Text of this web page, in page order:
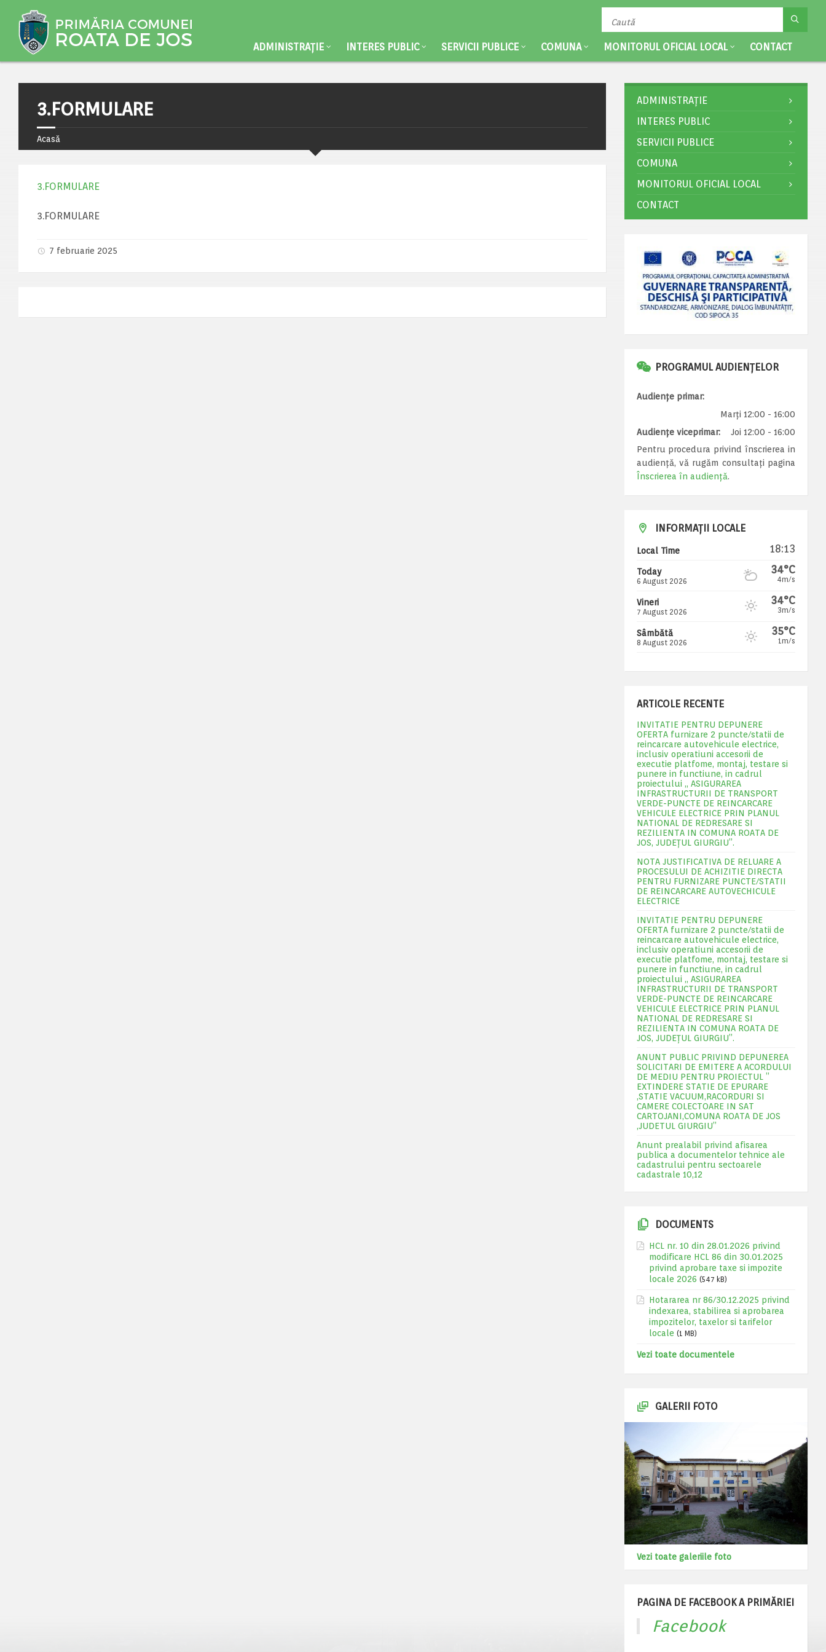
ADMINISTRAȚIE INTERES PUBLIC SERVICII PUBLICE COMUNA MONITORUL OFICIAL LOCAL CONTACT
3.FORMULARE
Acasă
3.FORMULARE
3.FORMULARE
7 februarie 2025
ADMINISTRAȚIE
INTERES PUBLIC
SERVICII PUBLICE
COMUNA
MONITORUL OFICIAL LOCAL
CONTACT
PROGRAMUL AUDIENȚELOR
Audiențe primar:
Marți 12:00 - 16:00
Audiențe viceprimar:
Joi 12:00 - 16:00
Pentru procedura privind înscrierea in
audiență, vă rugăm consultați pagina
Înscrierea în audiență.
INFORMAȚII LOCALE
Local Time 18:13
Today
6 August 2026
34°C
4m/s
Vineri
7 August 2026
34°C
3m/s
Sâmbătă
8 August 2026
35°C
1m/s
ARTICOLE RECENTE
INVITATIE PENTRU DEPUNERE
OFERTA furnizare 2 puncte/statii de
reincarcare autovehicule electrice,
inclusiv operatiuni accesorii de
executie platfome, montaj, testare si
punere in functiune, in cadrul
proiectului „ ASIGURAREA
INFRASTRUCTURII DE TRANSPORT
VERDE-PUNCTE DE REINCARCARE
VEHICULE ELECTRICE PRIN PLANUL
NATIONAL DE REDRESARE SI
REZILIENTA IN COMUNA ROATA DE
JOS, JUDEŢUL GIURGIU”.
NOTA JUSTIFICATIVA DE RELUARE A
PROCESULUI DE ACHIZITIE DIRECTA
PENTRU FURNIZARE PUNCTE/STATII
DE REINCARCARE AUTOVECHICULE
ELECTRICE
INVITATIE PENTRU DEPUNERE
OFERTA furnizare 2 puncte/statii de
reincarcare autovehicule electrice,
inclusiv operatiuni accesorii de
executie platfome, montaj, testare si
punere in functiune, in cadrul
proiectului „ ASIGURAREA
INFRASTRUCTURII DE TRANSPORT
VERDE-PUNCTE DE REINCARCARE
VEHICULE ELECTRICE PRIN PLANUL
NATIONAL DE REDRESARE SI
REZILIENTA IN COMUNA ROATA DE
JOS, JUDEŢUL GIURGIU”.
ANUNT PUBLIC PRIVIND DEPUNEREA
SOLICITARI DE EMITERE A ACORDULUI
DE MEDIU PENTRU PROIECTUL ”
EXTINDERE STATIE DE EPURARE
,STATIE VACUUM,RACORDURI SI
CAMERE COLECTOARE IN SAT
CARTOJANI,COMUNA ROATA DE JOS
,JUDETUL GIURGIU”
Anunt prealabil privind afisarea
publica a documentelor tehnice ale
cadastrului pentru sectoarele
cadastrale 10,12
DOCUMENTS
HCL nr. 10 din 28.01.2026 privind
modificare HCL 86 din 30.01.2025
privind aprobare taxe si impozite
locale 2026 (547 kB)
Hotararea nr 86/30.12.2025 privind
indexarea, stabilirea si aprobarea
impozitelor, taxelor si tarifelor
locale (1 MB)
Vezi toate documentele
GALERII FOTO
Vezi toate galeriile foto
PAGINA DE FACEBOOK A PRIMĂRIEI
Facebook